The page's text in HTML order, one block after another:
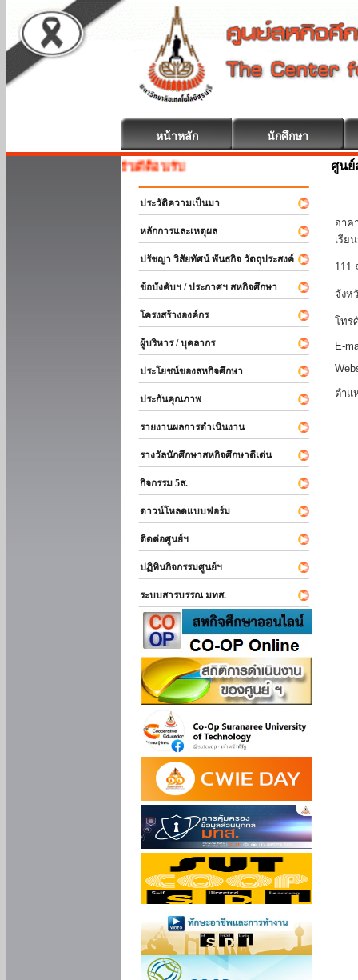
หน้าหลัก นักศึกษา
สหกิจศึกษา ยินดีต้อนรับ
ประวัติความเป็นมา
หลักการและเหตุผล
ปรัชญา วิสัยทัศน์ พันธกิจ วัตถุประสงค์
ข้อบังคับฯ / ประกาศฯ สหกิจศึกษา
โครงสร้างองค์กร
ผู้บริหาร / บุคลากร
ประโยชน์ของสหกิจศึกษา
ประกันคุณภาพ
รายงานผลการดำเนินงาน
รางวัลนักศึกษาสหกิจศึกษาดีเด่น
กิจกรรม 5ส.
ดาวน์โหลดแบบฟอร์ม
ติดต่อศูนย์ฯ
ปฏิทินกิจกรรมศูนย์ฯ
ระบบสารบรรณ มทส.
ศูน
อาค
เรีย
111
จังห
โทร
E-
ตำแ